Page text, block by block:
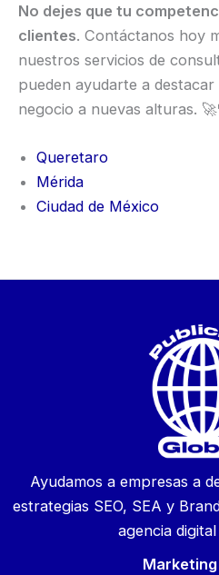
No dejes que tu
clientes. Contáctanos hoy
nuestros servicios de
pueden ayudarte a
negocio a nuevas alturas.
Queretaro
Mérida
Ciudad de México
Ayudamos a empresas a
estrategias SEO, SEA y
agencia